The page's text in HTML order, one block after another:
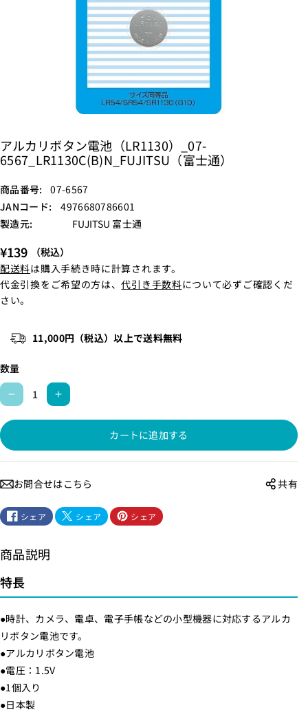
アルカリボタン電池（LR1130）_07-
6567_LR1130C(B)N_FUJITSU（富士通）
商品番号: S
K
07-6567
JANコード:
4976680786601
製造元:
FUJITSU 富士通
¥139
（税込）
配送料は購入手続き時に計算されます。
代金引換をご希望の方は、代引き手数料について必ずご確認くだ
さい。
11,000円（税込）以上で送料無料
数量
ア
ル
リ
タ
ン
電
池
（
L
R
1
1
3
0
）
_
ア
ル
リ
タ
ン
電
R
1
1
3
カートに追加する
お問合せはこちら 共有
シェア シェア シェア
商品説明
特長
●時計、カメラ、電卓、電子手帳などの小型機器に対応するアルカ
リボタン電池です。
●アルカリボタン電池
●電圧：1.5V
●1個入り
●日本製